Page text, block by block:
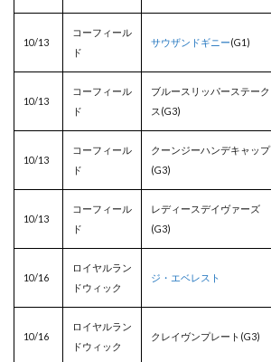
10/13
コーフィール
ド
サウザンドギニー(G1)
10/13
コーフィール
ド
ブルースリッパーステーク
ス(G3)
10/13
コーフィール
ド
クーンジーハンデキャップ
(G3)
10/13
コーフィール
ド
レディースデイヴァーズ
(G3)
10/16
ロイヤルラン
ドウィック
ジ・エベレスト
10/16
ロイヤルラン
ドウィック
クレイヴンプレート(G3)